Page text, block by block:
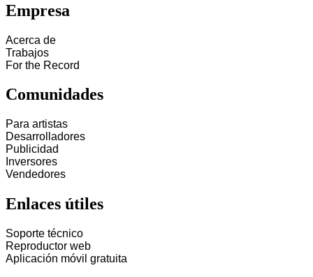
Empresa
Acerca de
Trabajos
For the Record
Comunidades
Para artistas
Desarrolladores
Publicidad
Inversores
Vendedores
Enlaces útiles
Soporte técnico
Reproductor web
Aplicación móvil gratuita